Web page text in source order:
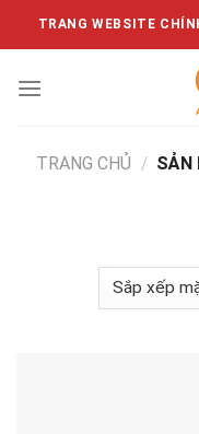
TRANG WEBSITE
TRANG CHỦ / SẢN